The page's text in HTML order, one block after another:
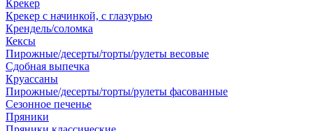
Крекер
Крекер с начинкой, с глазурью
Крендель/соломка
Кексы
Пирожные/десерты/торты/рулеты весовые
Сдобная выпечка
Круассаны
Пирожные/десерты/торты/рулеты фасованные
Сезонное печенье
Пряники